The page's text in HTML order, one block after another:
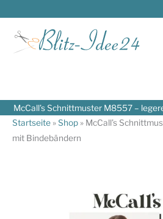
springen
McCall’s Schnittmuster M8557 –
Startseite »Shop » McCall’s
mit Bindebändern